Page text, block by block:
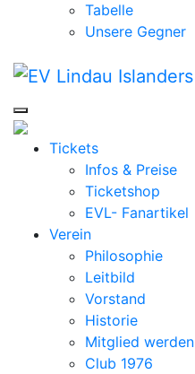
Tabelle
Unsere Gegner
Tickets
Infos & Preise
Ticketshop
EVL- Fanartikel
Verein
Philosophie
Leitbild
Vorstand
Historie
Mitglied werden
Club 1976